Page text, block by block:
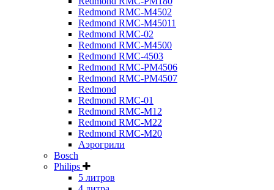
Redmond RMC-M4502
Redmond RMC-M45011
Redmond RMC-02
Redmond RMC-M4500
Redmond RMC-4503
Redmond RMC-PM4506
Redmond RMC-PM4507
Redmond
Redmond RMC-01
Redmond RMC-M12
Redmond RMC-M22
Redmond RMC-M20
Аэрогрили
Bosch
Philips
5 литров